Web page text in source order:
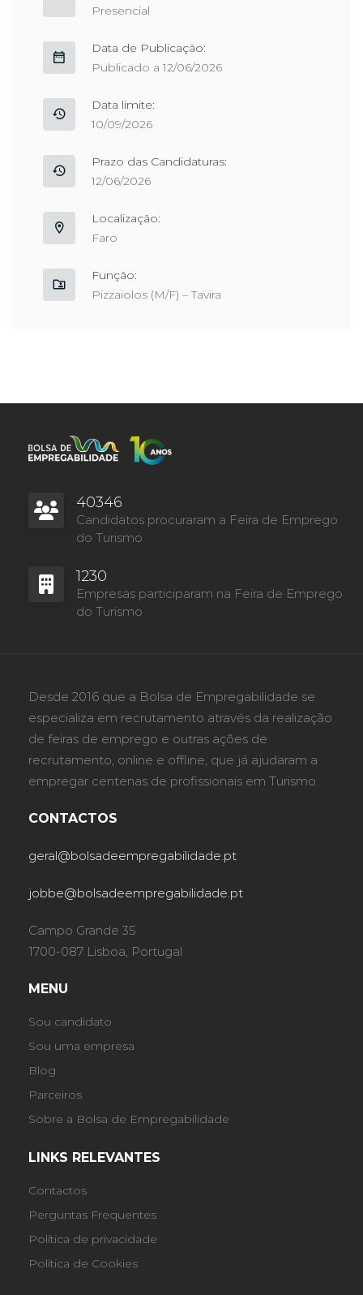
Presencial
Data de Publicação:
Publicado a 12/06/2026
Data limite:
10/09/2026
Prazo das Candidaturas:
12/06/2026
Localização:
Faro
Função:
Pizzaiolos (M/F) – Tavira
40346
Candidatos procuraram a Feira de Emprego
do Turismo
1230
Empresas participaram na Feira de Emprego
do Turismo
Desde 2016 que a Bolsa de Empregabilidade se
especializa em recrutamento através da realização
de feiras de emprego e outras ações de
recrutamento, online e offline, que já ajudaram a
empregar centenas de profissionais em Turismo.
CONTACTOS
geral@bolsadeempregabilidade.pt
jobbe@bolsadeempregabilidade.pt
Campo Grande 35
1700-087 Lisboa, Portugal
MENU
Sou candidato
Sou uma empresa
Blog
Parceiros
Sobre a Bolsa de Empregabilidade
LINKS RELEVANTES
Contactos
Perguntas Frequentes
Política de privacidade
Política de Cookies